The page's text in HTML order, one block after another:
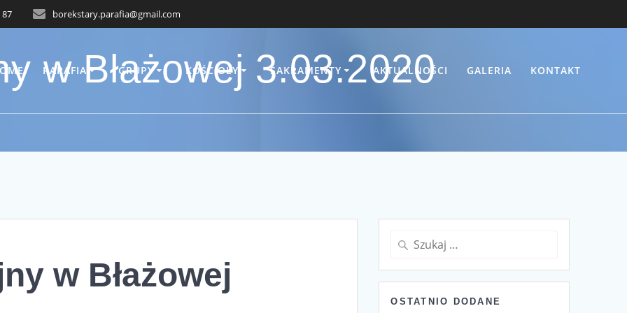
87 borekstary.parafia@gmail.com
PARAFIA GRUPY KOŚCIOŁY SAKRAMENTY AKTUALNOŚCI GALERIA KONTAKT
w Błażowej 3.03.2020
w Błażowej
Szukaj:
OSTATNIO DODANE